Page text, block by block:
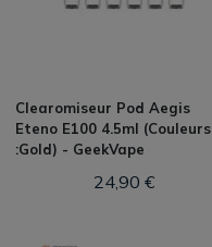
Clearomiseur Pod Aegis
Eteno E100 4.5ml (Couleurs
:Gold) - GeekVape
24,90 €